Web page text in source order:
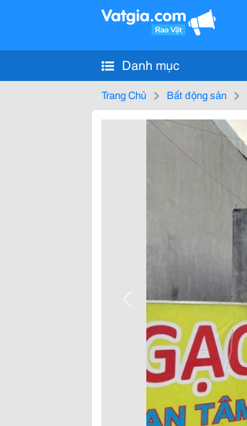
Danh mục
Trang Chủ Bất động sản